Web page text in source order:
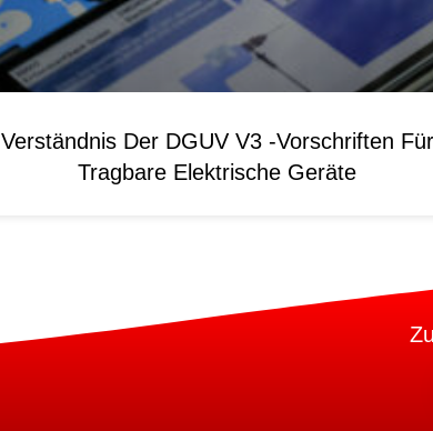
Verständnis Der DGUV V3 -Vorschriften Für
Tragbare Elektrische Geräte